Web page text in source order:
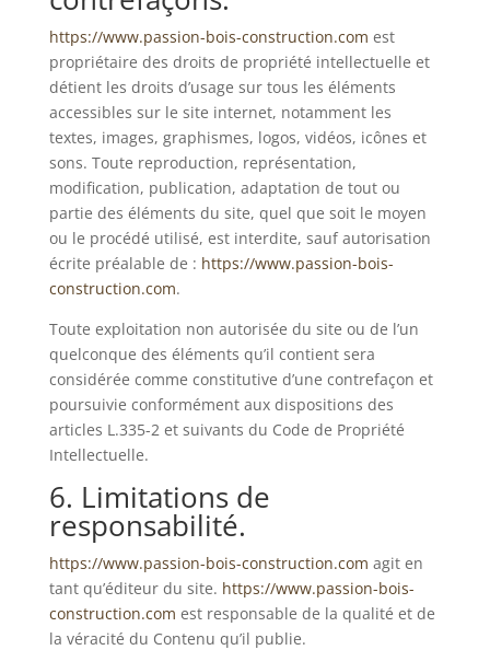
https://www.passion-bois-construction.com est
propriétaire des droits de propriété intellectuelle et
détient les droits d’usage sur tous les éléments
accessibles sur le site internet, notamment les
textes, images, graphismes, logos, vidéos, icônes et
sons. Toute reproduction, représentation,
modification, publication, adaptation de tout ou
partie des éléments du site, quel que soit le moyen
ou le procédé utilisé, est interdite, sauf autorisation
écrite préalable de : https://www.passion-bois-
construction.com.
Toute exploitation non autorisée du site ou de l’un
quelconque des éléments qu’il contient sera
considérée comme constitutive d’une contrefaçon et
poursuivie conformément aux dispositions des
articles L.335-2 et suivants du Code de Propriété
Intellectuelle.
6. Limitations de
responsabilité.
https://www.passion-bois-construction.com agit en
tant qu’éditeur du site. https://www.passion-bois-
construction.com est responsable de la qualité et de
la véracité du Contenu qu’il publie.